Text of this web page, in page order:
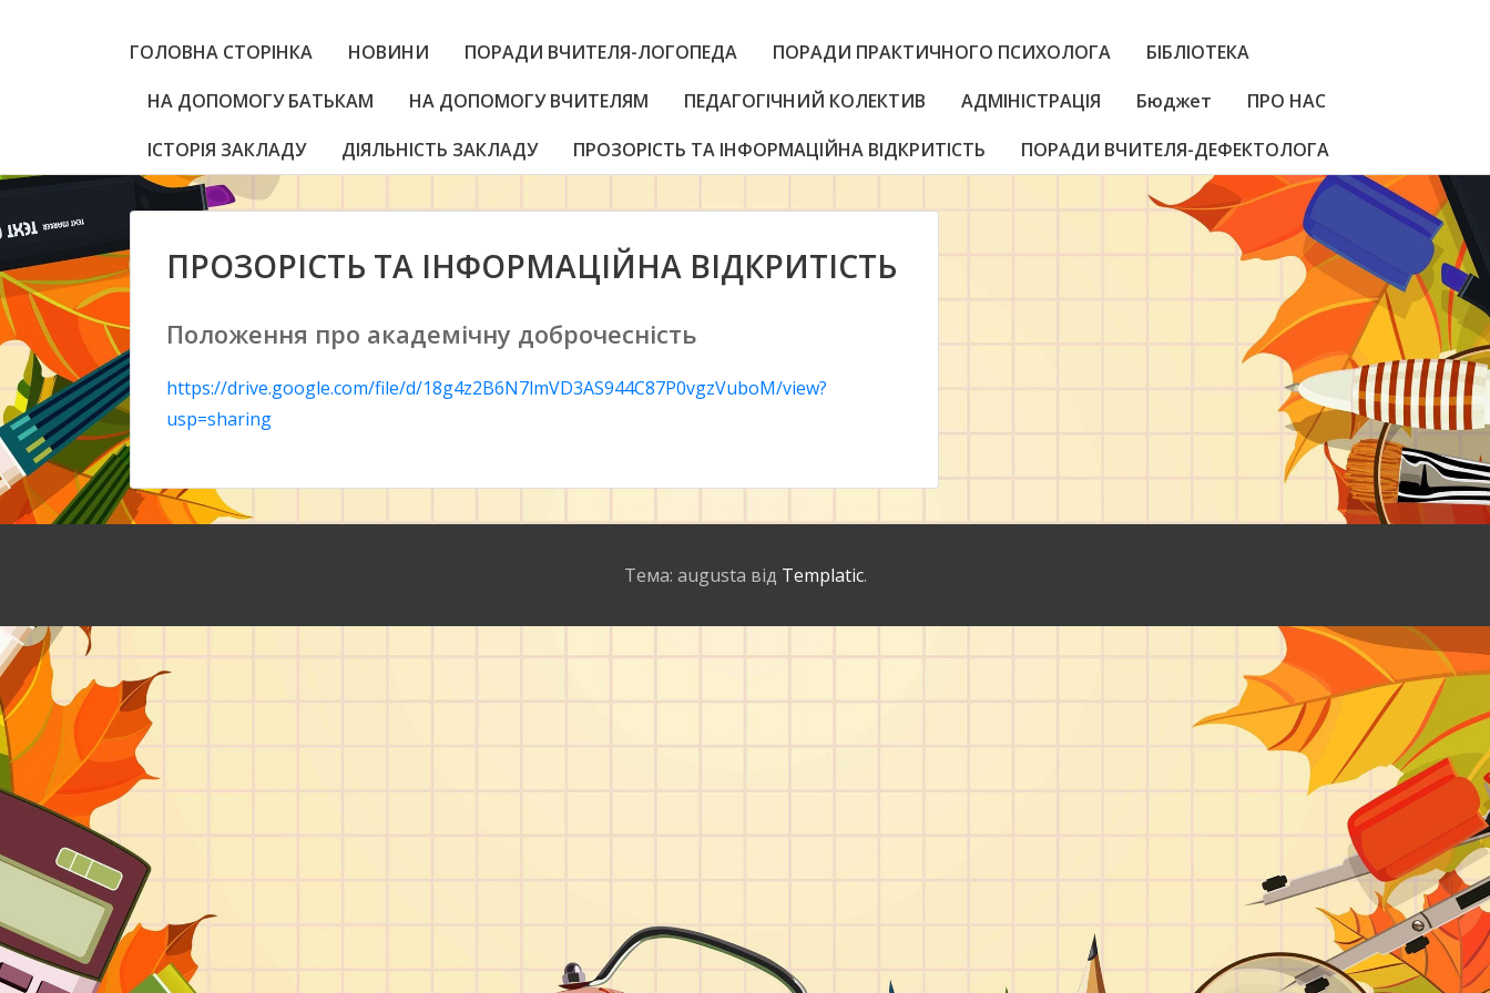
ГОЛОВНА СТОРІНКА НОВИНИ ПОРАДИ ВЧИТЕЛЯ-ЛОГОПЕДА ПОРАДИ ПРАКТИЧНОГО ПСИХОЛОГА
БІБЛІОТЕКА
НА ДОПОМОГУ БАТЬКАМ
НА ДОПОМОГУ ВЧИТЕЛЯМ ПЕДАГОГІЧНИЙ КОЛЕКТИВ АДМІНІСТРАЦІЯ Бюджет
ПРО НАС
ІСТОРІЯ ЗАКЛАДУ
ДІЯЛЬНІСТЬ ЗАКЛАДУ ПРОЗОРІСТЬ ТА ІНФОРМАЦІЙНА ВІДКРИТІСТЬ ПОРАДИ ВЧИТЕЛЯ-ДЕФЕКТОЛОГА
ПРОЗОРІСТЬ ТА ІНФОРМАЦІЙНА ВІДКРИТІСТЬ
Положення про академічну доброчесність
https://drive.google.com/file/d/18g4z2B6N7lmVD3AS944C87P0vgzVuboM/view?
usp=sharing
Тема: augusta від Templatic.